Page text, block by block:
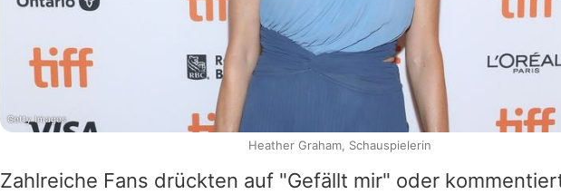
Zahlreiche Fans drückten auf "Gefällt mir" oder
Getty Images
Heather Graham, Schauspielerin